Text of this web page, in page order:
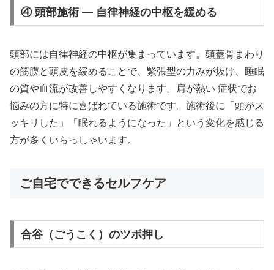
④ 頭部施術 — 自律神経の中枢を緩める
頭部には自律神経の中枢が集まっています。頭蓋骨まわり
の筋膜と頭皮を緩めることで、緊張型の力みが抜け、睡眠
の質や血流が改善しやすくなります。肩が熱い 症状でお
悩みの方に特に喜ばれている施術です。施術後に「頭がス
ッキリした」「眠れるようになった」という変化を感じる
方が多くいらっしゃいます。
ご自宅でできるセルフケア
合谷（ごうこく）のツボ押し